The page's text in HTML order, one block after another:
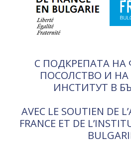
С ПОДКРЕПАТА НА
ПОСОЛСТВО И НА
ИНСТИТУТ В
AVEC LE SOUTIEN DE
FRANCE ET DE